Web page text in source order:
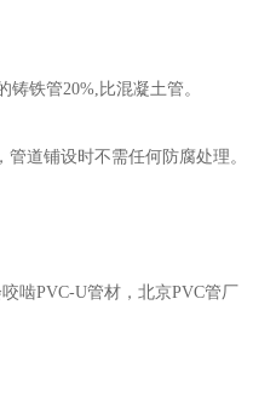
铁管20%,比混凝土管。
道铺设时不需任何防腐处理。
啮PVC-U管材，北京PVC管厂